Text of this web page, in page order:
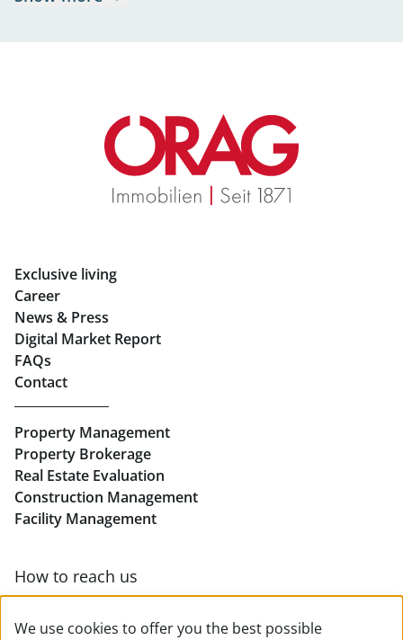
Real Estate in Graz
Rent Apartments in Graz
Eigentumswohnungen Graz
Retail in Salzburg
Real Estate in Linz
Buy Apartments in Linz
Retail in Linz
Exclusive living
Career
News & Press
Digital Market Report
FAQs
Contact
Property Management
Property Brokerage
Real Estate Evaluation
Construction Management
Facility Management
How to reach us
We use cookies to offer you the best possible